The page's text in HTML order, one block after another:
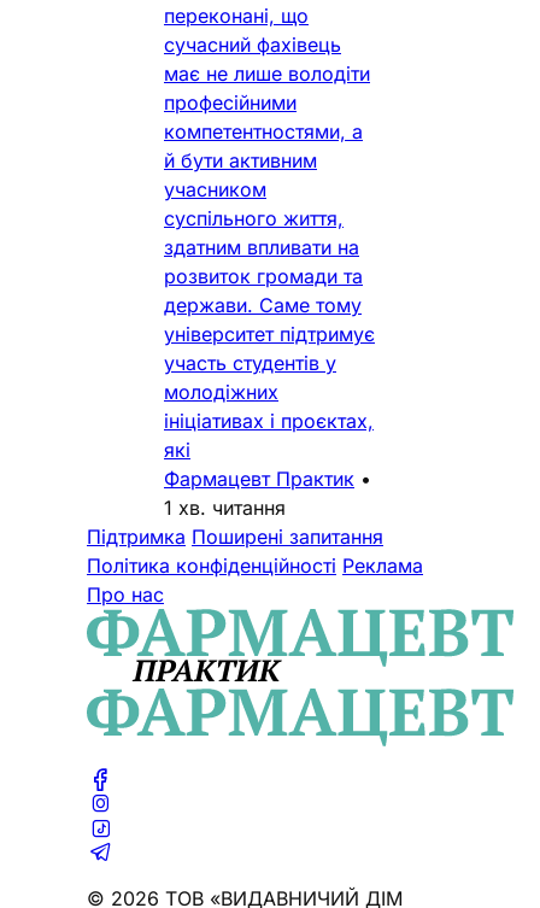
переконані, що
сучасний фахівець
має не лише володіти
професійними
компетентностями, а
й бути активним
учасником
суспільного життя,
здатним впливати на
розвиток громади та
держави. Саме тому
університет підтримує
участь студентів у
молодіжних
ініціативах і проєктах,
які
Фармацевт Практик •
1 хв. читання
Підтримка Поширені запитання
Політика конфіденційності Реклама
Про нас
© 2026 ТОВ «ВИДАВНИЧИЙ ДІМ